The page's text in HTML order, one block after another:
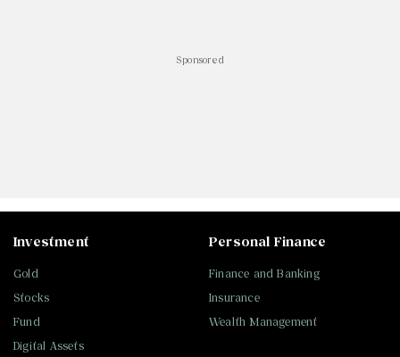
Sponsored
Investment
Gold
Stocks
Fund
Digital Assets
Personal Finance
Finance and Banking
Insurance
Wealth Management